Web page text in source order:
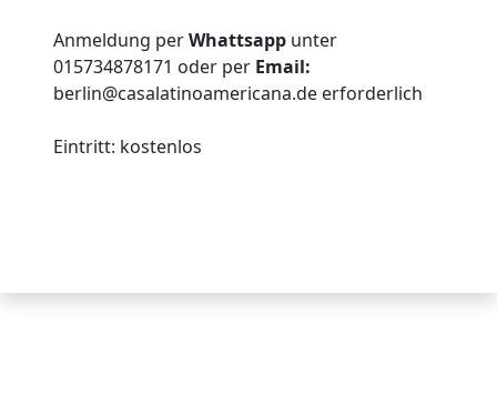
Anmeldung perWhattsapp unter
015734878171 oder per Email:
berlin@casalatinoamericana.de erforderlich
Eintritt: kostenlos